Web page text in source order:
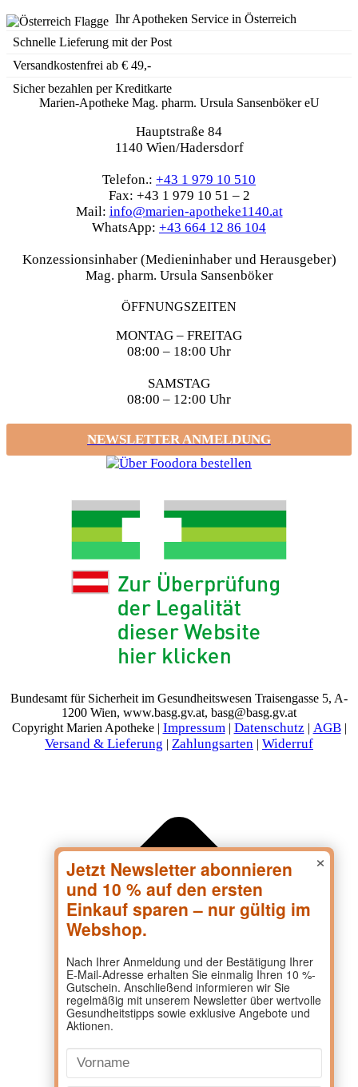
Ihr Apotheken Service in Österreich
Schnelle Lieferung mit der Post
Versandkostenfrei ab € 49,-
Sicher bezahlen per Kreditkarte
Marien-Apotheke Mag. pharm. Ursula Sansenböker eU
Hauptstraße 84
1140 Wien/Hadersdorf
Telefon.: +43 1 979 10 510
Fax: +43 1 979 10 51 – 2
Mail: info@marien-apotheke1140.at
WhatsApp: +43 664 12 86 104
Konzessionsinhaber (Medieninhaber und Herausgeber)
Mag. pharm. Ursula Sansenböker
ÖFFNUNGSZEITEN
MONTAG – FREITAG
08:00 – 18:00 Uhr
SAMSTAG
08:00 – 12:00 Uhr
NEWSLETTER ANMELDUNG
Bundesamt für Sicherheit im Gesundheitswesen Traisengasse 5, A-
1200 Wien, www.basg.gv.at, basg@basg.gv.at
Copyright Marien Apotheke | Impressum| Datenschutz | AGB|
Versand & Lieferung | Zahlungsarten | Widerruf
×